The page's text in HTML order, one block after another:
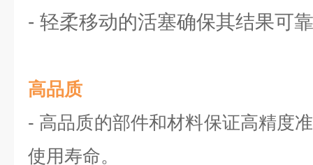
- 轻柔移动的活塞确保其结果可
高品质
- 高品质的部件和材料保证高精度
使用寿命。